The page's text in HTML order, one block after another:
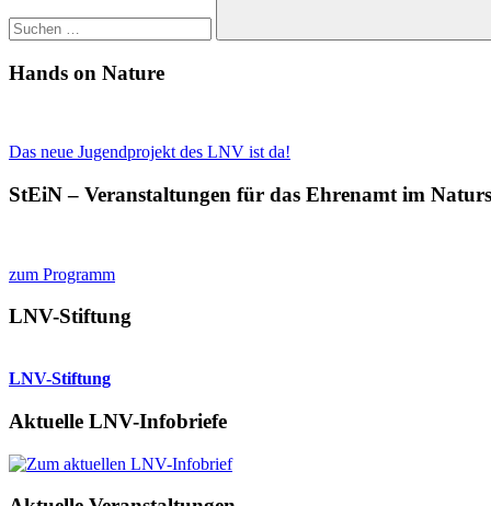
Suchen
Hands on Nature
Das neue Jugendprojekt des LNV ist da!
StEiN – Veranstaltungen für das Ehrenamt im
zum Programm
LNV-Stiftung
LNV-Stiftung
Aktuelle LNV-Infobriefe